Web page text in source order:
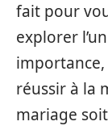
fait pour
explorer
réussir à la
mariage